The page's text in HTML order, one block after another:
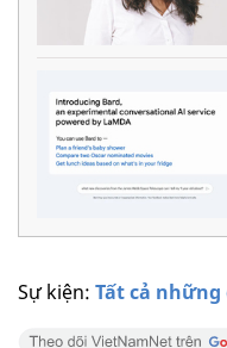
Sự kiện: Tất cả những